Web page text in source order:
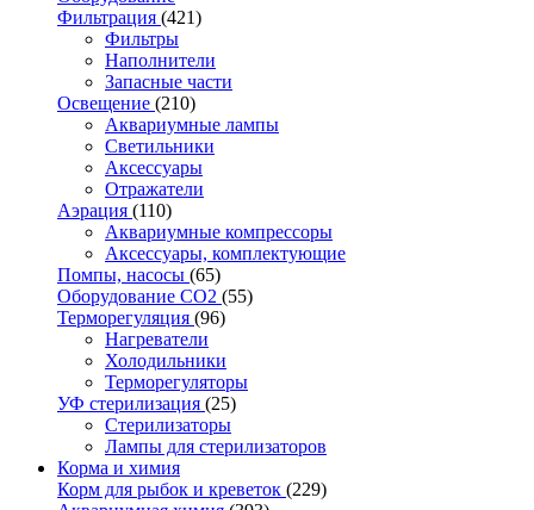
Фильтрация (421)
Фильтры
Наполнители
Запасные части
Освещение (210)
Аквариумные лампы
Светильники
Аксессуары
Отражатели
Аэрация (110)
Аквариумные компрессоры
Аксессуары, комплектующие
Помпы, насосы (65)
Оборудование CO2 (55)
Терморегуляция (96)
Нагреватели
Холодильники
Терморегуляторы
УФ стерилизация (25)
Стерилизаторы
Лампы для стерилизаторов
Корма и химия
Корм для рыбок и креветок (229)